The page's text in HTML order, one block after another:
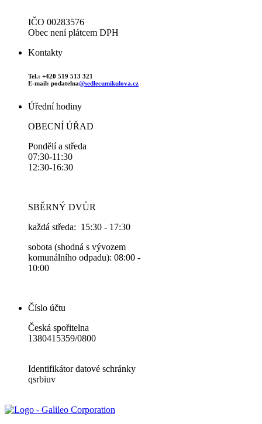
IČO 00283576
Obec není plátcem DPH
Kontakty
Tel.: +420 519 513 321
E-mail: podatelna@sedlecumikulova.cz
Úřední hodiny
OBECNÍ ÚŘAD
Pondělí a středa
07:30-11:30
12:30-16:30
SBĚRNÝ DVŮR
každá středa: 15:30 - 17:30
sobota (shodná s vývozem
komunálního odpadu): 08:00 -
10:00
Číslo účtu
Česká spořitelna
1380415359/0800
Identifikátor datové schránky
qsrbiuv